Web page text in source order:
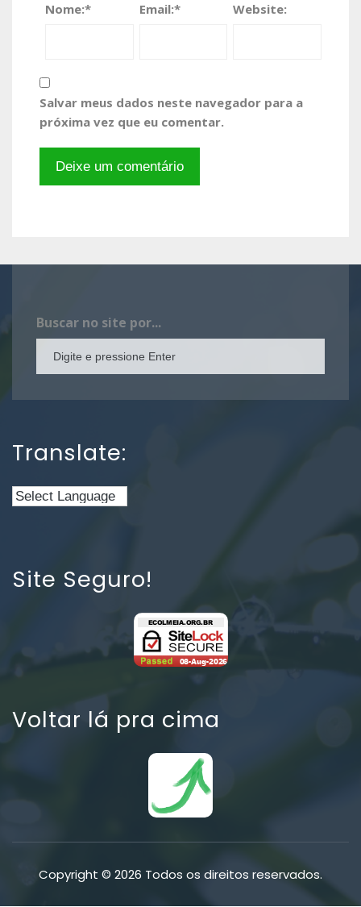
Nome:* Email:* Website:
Salvar meus dados neste navegador para a
próxima vez que eu comentar.
Buscar no site por...
Translate:
Site Seguro!
Voltar lá pra cima
Copyright © 2026 Todos os direitos reservados.